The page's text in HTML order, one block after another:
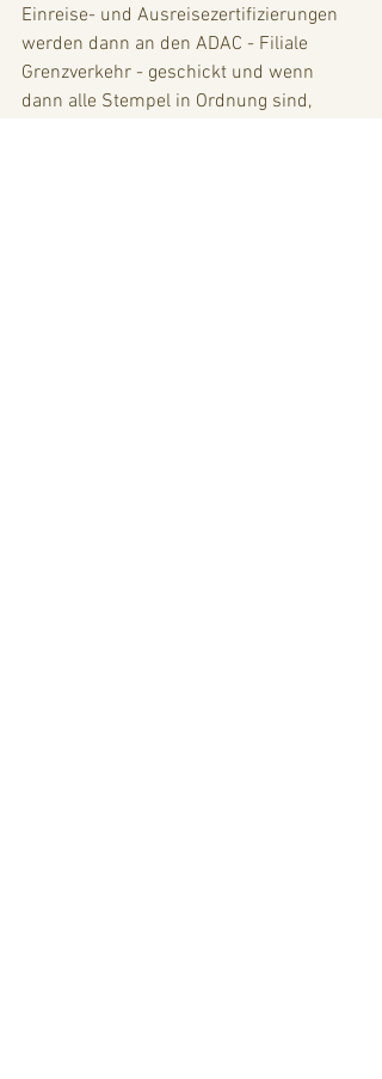
Einreise- und Ausreisezertifizierungen
werden dann an den ADAC - Filiale
Grenzverkehr - geschickt und wenn
dann alle Stempel in Ordnung sind,